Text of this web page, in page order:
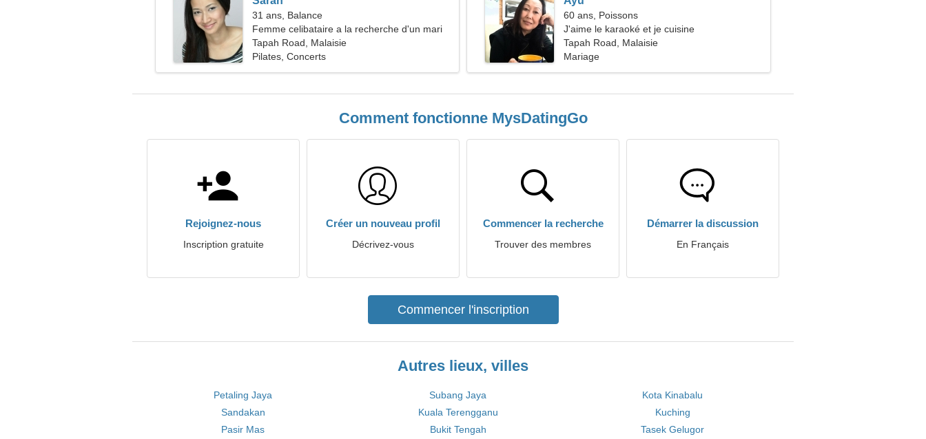
31 ans, Balance
Femme celibataire a la recherche d'un mari
Tapah Road, Malaisie
Pilates, Concerts
60 ans, Poissons
J'aime le karaoké et je cuisine
Tapah Road, Malaisie
Mariage
Comment fonctionne MysDatingGo
Rejoignez-nous
Inscription gratuite
Créer un nouveau profil
Décrivez-vous
Commencer la recherche
Trouver des membres
Démarrer la discussion
En Français
Commencer l'inscription
Autres lieux, villes
Petaling Jaya Subang Jaya
Kota Kinabalu
Sandakan
Kuala Terengganu
Kuching
Pasir Mas
Bukit Tengah Tasek Gelugor